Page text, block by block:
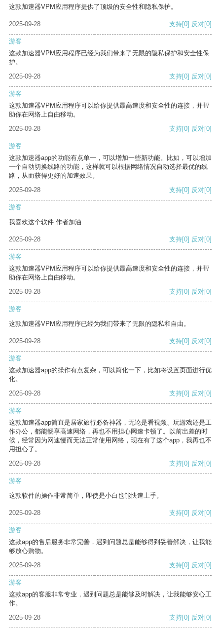
这款加速器VPM应用程序提供了顶级的安全性和隐私保护。
2025-09-28 支持[0] 反对[0]
游客
这款加速器VPM应用程序已经为我们带来了无限的隐私保护和安全性保
护。
2025-09-28
支持[0] 反对[0]
游客
这款加速器VPM应用程序可以给你提供最高速度和安全性的连接，并帮
助你在网络上自由移动。
2025-09-28
支持[0] 反对[0]
游客
这款加速器app的功能有点单一，可以增加一些新功能。比如，可以增加
一个自动切换线路的功能，这样就可以根据网络情况自动选择最优的线
路，从而获得更好的加速效果。
2025-09-28
支持[0] 反对[0]
游客
我喜欢这个软件 作者加油
2025-09-28 支持[0] 反对[0]
游客
这款加速器VPM应用程序可以给你提供最高速度和安全性的连接，并帮
助你在网络上自由移动。
2025-09-28
支持[0] 反对[0]
游客
这款加速器VPM应用程序已经为我们带来了无限的隐私和自由。
2025-09-28 支持[0] 反对[0]
游客
这款加速器app的操作有点复杂，可以简化一下，比如将设置页面进行优
化。
2025-09-28
支持[0] 反对[0]
游客
这款加速器app简直是居家旅行必备神器，无论是看视频、玩游戏还是工
作办公，都能畅享高速网络，再也不用担心网速卡顿了。以前出差的时
候，经常因为网速慢而无法正常使用网络，现在有了这个app，我再也不
用担心了。
2025-09-28
支持[0] 反对[0]
游客
这款软件的操作非常简单，即使是小白也能快速上手。
2025-09-28 支持[0] 反对[0]
游客
这款app的售后服务非常完善，遇到问题总是能够得到妥善解决，让我能
够放心购物。
2025-09-28
支持[0] 反对[0]
游客
这款app的客服非常专业，遇到问题总是能够及时解决，让我能够安心工
作。
2025-09-28
支持[0] 反对[0]